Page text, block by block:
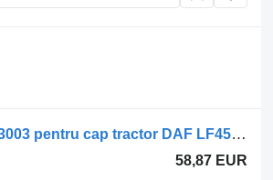
Etrier frana DAF,KNORR-BREMSE CF75 (01.01-) MXC9103003 pentru cap tractor DAF LF45, LF55, LF180, CF65, CF75, CF85 (2001-)
58,87 EUR